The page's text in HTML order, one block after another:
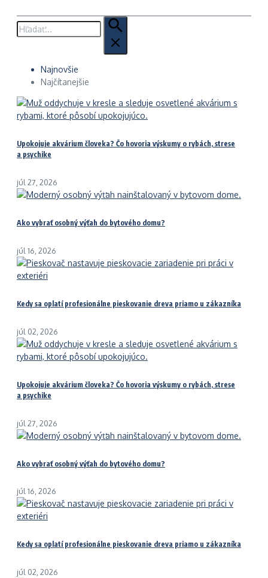
Hľadať:
Najnovšie
Najčítanejšie
Upokojuje akvárium človeka? Čo hovoria výskumy o rybách, strese
a psychike
júl 27, 2026
Ako vybrať osobný výťah do bytového domu?
júl 16, 2026
Kedy sa oplatí profesionálne pieskovanie dreva priamo u zákazníka
júl 02, 2026
Upokojuje akvárium človeka? Čo hovoria výskumy o rybách, strese
a psychike
júl 27, 2026
Ako vybrať osobný výťah do bytového domu?
júl 16, 2026
Kedy sa oplatí profesionálne pieskovanie dreva priamo u zákazníka
júl 02, 2026